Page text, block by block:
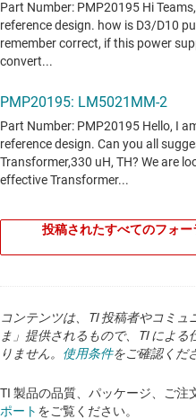
投稿されたすべてのフォ
コンテンツは、TI 投稿者やコミ
ま」提供されるもので、TI によ
りません。 使用条件をご確認くだ
TI 製品の品質、パッケージ、ご注
ポート をご覧ください。